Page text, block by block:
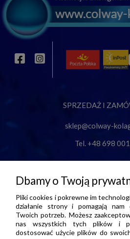
SPRZEDAŻ I
sklep@colway-
Tel. +48 698
O NAS
PŁATNOŚCI I
Dbamy o Twoją
Pliki cookies i pokrewne im
działanie strony i pomagają
Twoich potrzeb. Możesz
nas wszystkich tych plików i
dostosować użycie plików do